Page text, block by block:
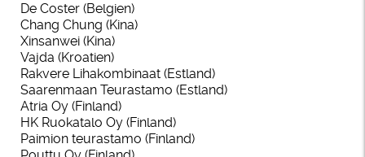
De Coster (Belgien)
Chang Chung (Kina)
Xinsanwei (Kina)
Vajda (Kroatien)
Rakvere Lihakombinaat (Estland)
Saarenmaan Teurastamo (Estland)
Atria Oy (Finland)
HK Ruokatalo Oy (Finland)
Paimion teurastamo (Finland)